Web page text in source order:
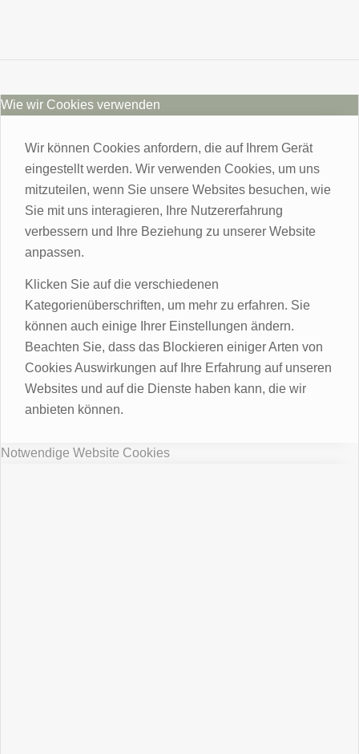
Wie wir Cookies verwenden
Wir können Cookies anfordern, die auf Ihrem Gerät
eingestellt werden. Wir verwenden Cookies, um uns
mitzuteilen, wenn Sie unsere Websites besuchen, wie
Sie mit uns interagieren, Ihre Nutzererfahrung
verbessern und Ihre Beziehung zu unserer Website
anpassen.
Klicken Sie auf die verschiedenen
Kategorienüberschriften, um mehr zu erfahren. Sie
können auch einige Ihrer Einstellungen ändern.
Beachten Sie, dass das Blockieren einiger Arten von
Cookies Auswirkungen auf Ihre Erfahrung auf unseren
Websites und auf die Dienste haben kann, die wir
anbieten können.
Notwendige Website Cookies